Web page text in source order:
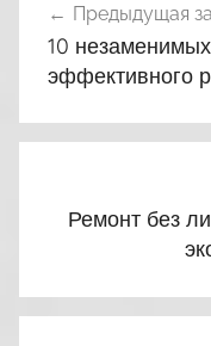
по
записям
Предыдущая
10
эффективного
Ремонт без